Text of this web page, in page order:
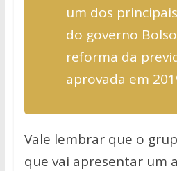
um dos
do governo
reforma da
aprovada em
Vale lembrar que o
que vai apresentar um